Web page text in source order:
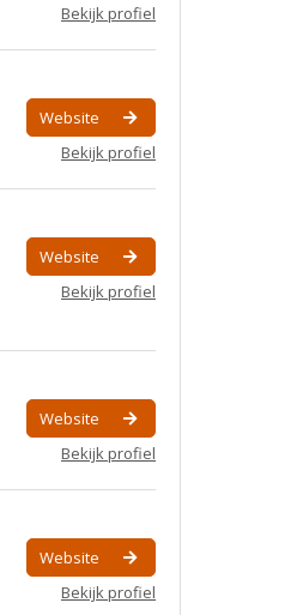
Bekijk profiel
Website
Bekijk profiel
Website
Bekijk profiel
Website
Bekijk profiel
Website
Bekijk profiel